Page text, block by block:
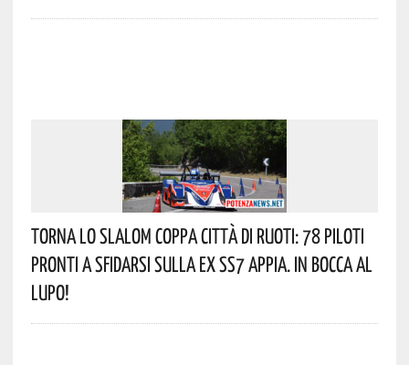
Torna Lo Slalom Coppa Città Di Ruoti: 78 Piloti
Pronti A Sfidarsi Sulla Ex SS7 Appia. In Bocca Al
Lupo!